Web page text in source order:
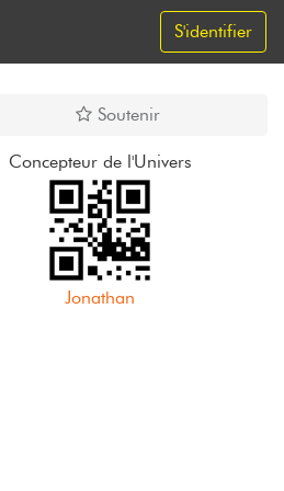
S'identifier
Soutenir
Concepteur de l'Univers
Jonathan